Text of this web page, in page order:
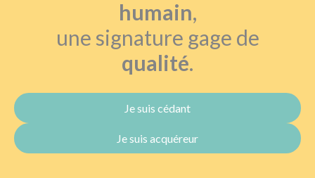
humain,
une signature gage de
qualité.
Je suis cédant
Je suis acquéreur